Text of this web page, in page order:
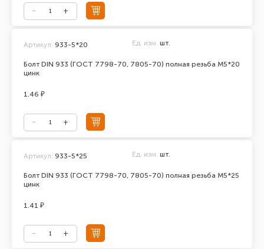
Болт DIN 933 (ГОСТ 7798-70, 7805-70) полная резьба М5*20
цинк
Артикул: 933-5*20 Ед. изм. шт.
1.46 ₽
Болт DIN 933 (ГОСТ 7798-70, 7805-70) полная резьба М5*25
цинк
Артикул: 933-5*25 Ед. изм. шт.
1.41 ₽